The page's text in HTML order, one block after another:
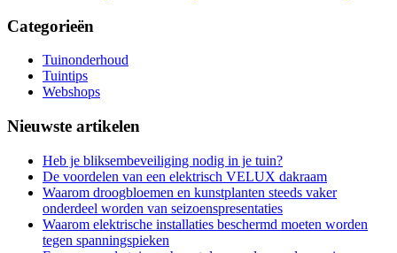
Categorieën
Tuinonderhoud
Tuintips
Webshops
Nieuwste artikelen
Heb je bliksembeveiliging nodig in je tuin?
De voordelen van een elektrisch VELUX dakraam
Waarom droogbloemen en kunstplanten steeds vaker
onderdeel worden van seizoenspresentaties
Waarom elektrische installaties beschermd moeten worden
tegen spanningspieken